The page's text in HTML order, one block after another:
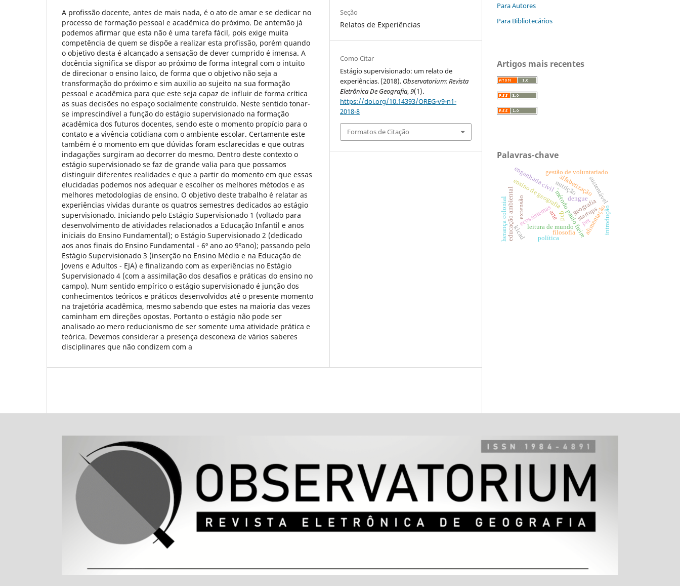
A profissão docente, antes de mais nada, é o ato de amar e se dedicar no
processo de formação pessoal e acadêmica do próximo. De antemão já
podemos afirmar que esta não é uma tarefa fácil, pois exige muita
competência de quem se dispõe a realizar esta profissão, porém quando
o objetivo desta é alcançado a sensação de dever cumprido é imensa. A
docência significa se dispor ao próximo de forma integral com o intuito
de direcionar o ensino laico, de forma que o objetivo não seja a
transformação do próximo e sim auxilio ao sujeito na sua formação
pessoal e acadêmica para que este seja capaz de influir de forma crítica
as suas decisões no espaço socialmente construído. Neste sentido tonar-
se imprescindível a função do estágio supervisionado na formação
acadêmica dos futuros docentes, sendo este o momento propício para o
contato e a vivência cotidiana com o ambiente escolar. Certamente este
também é o momento em que dúvidas foram esclarecidas e que outras
indagações surgiram ao decorrer do mesmo. Dentro deste contexto o
estágio supervisionado se faz de grande valia para que possamos
distinguir diferentes realidades e que a partir do momento em que essas
elucidadas podemos nos adequar e escolher os melhores métodos e as
melhores metodologias de ensino. O objetivo deste trabalho é relatar as
experiências vividas durante os quatros semestres dedicados ao estágio
supervisionado. Iniciando pelo Estágio Supervisionado 1 (voltado para
desenvolvimento de atividades relacionados a Educação Infantil e anos
iniciais do Ensino Fundamental); o Estágio Supervisionado 2 (dedicado
aos anos finais do Ensino Fundamental - 6º ano ao 9ºano); passando pelo
Estágio Supervisionado 3 (inserção no Ensino Médio e na Educação de
Jovens e Adultos - EJA) e finalizando com as experiências no Estágio
Supervisionado 4 (com a assimilação dos desafios e práticas do ensino no
campo). Num sentido empírico o estágio supervisionado é junção dos
conhecimentos teóricos e práticos desenvolvidos até o presente momento
na trajetória acadêmica, mesmo sabendo que estes na maioria das vezes
caminham em direções opostas. Portanto o estágio não pode ser
analisado ao mero reducionismo de ser somente uma atividade prática e
teórica. Devemos considerar a presença desconexa de vários saberes
disciplinares que não condizem com a
Seção
Relatos de Experiências
Como Citar
Estágio supervisionado: um relato de
experiências. (2018). Observatorium: Revista
Eletrônica De Geografia,9(1).
https://doi.org/10.14393/OREG-v9-n1-
2018-8
Formatos de Citação
Para Autores
Para Bibliotecários
Artigos mais recentes
Palavras-chave
ensino de geografiaalfabetização
´método paulo freire
leitura de mundo
geografia
educação ambiental dengue
ecossistemas startups
nutrição
alimentação
sustentável
pet
engenharia civil
extensão
herança colonial pcb
kicad introdução
gestão de voluntariado
filosofia
arte
política